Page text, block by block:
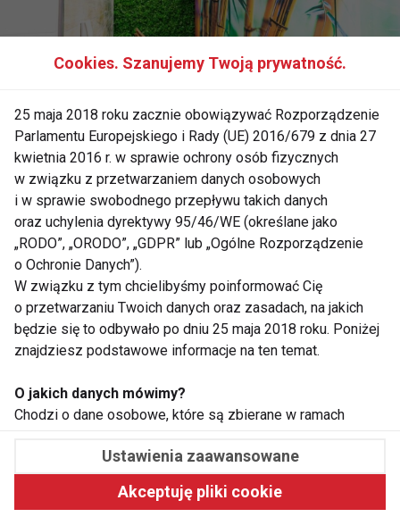
Cookies. Szanujemy Twoją prywatność.
25 maja 2018 roku zacznie obowiązywać Rozporządzenie
Parlamentu Europejskiego i Rady (UE) 2016/679 z dnia 27
kwietnia 2016 r. w sprawie ochrony osób fizycznych
w związku z przetwarzaniem danych osobowych
i w sprawie swobodnego przepływu takich danych
oraz uchylenia dyrektywy 95/46/WE (określane jako
„RODO”, „ORODO”, „GDPR” lub „Ogólne Rozporządzenie
o Ochronie Danych”).
W związku z tym chcielibyśmy poinformować Cię
o przetwarzaniu Twoich danych oraz zasadach, na jakich
będzie się to odbywało po dniu 25 maja 2018 roku. Poniżej
znajdziesz podstawowe informacje na ten temat.
O jakich danych mówimy?
Chodzi o dane osobowe, które są zbierane w ramach
internetowych, serwisów i innych funkcjonalności
udostępnianych przez Fit.pl Sp.z.o.o.. Dane osobowe
niezbędne gromadzone przez serwis www.fit.pl są objęte
Ustawienia zaawansowane
Akceptuję pliki cookie